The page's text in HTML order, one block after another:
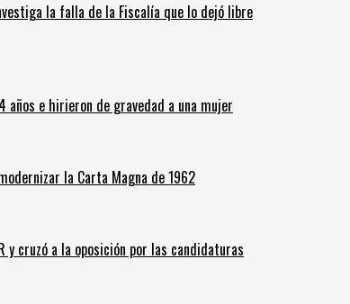
la falla de la Fiscalía que lo dejó libre
años e hirieron de gravedad a una mujer
la Carta Magna de 1962
cruzó a la oposición por las candidaturas